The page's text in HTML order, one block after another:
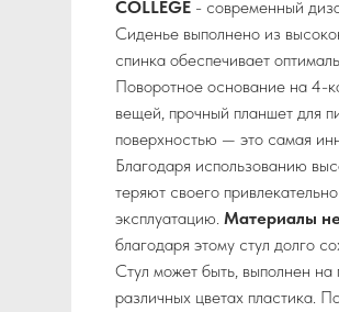
COLLEGE - современный
Сиденье выполнено из
спинка обеспечивает
Поворотное основание на 4-
вещей, прочный планшет для
поверхностью — это самая
Благодаря использованию
теряют своего
эксплуатацию. Материалы
благодаря этому стул долго
Стул может быть, выполнен на
различных цветах пластика.